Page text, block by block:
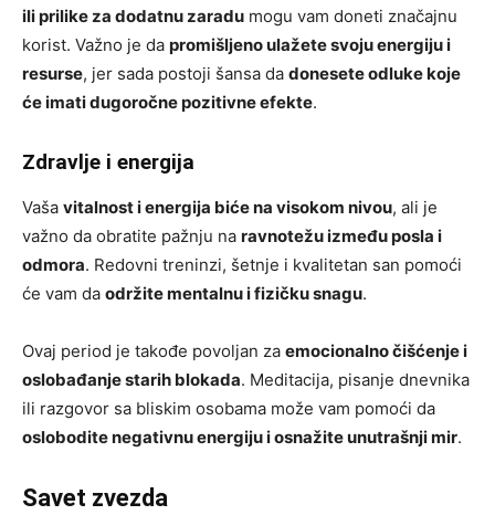
ili prilike za dodatnu zaradu mogu vam doneti značajnu
korist. Važno je da promišljeno ulažete svoju energiju i
resurse, jer sada postoji šansa da donesete odluke koje
će imati dugoročne pozitivne efekte.
Zdravlje i energija
Vaša vitalnost i energija biće na visokom nivou, ali je
važno da obratite pažnju na ravnotežu između posla i
odmora. Redovni treninzi, šetnje i kvalitetan san pomoći
će vam da održite mentalnu i fizičku snagu.
Ovaj period je takođe povoljan za emocionalno čišćenje i
oslobađanje starih blokada. Meditacija, pisanje dnevnika
ili razgovor sa bliskim osobama može vam pomoći da
oslobodite negativnu energiju i osnažite unutrašnji mir.
Savet zvezda